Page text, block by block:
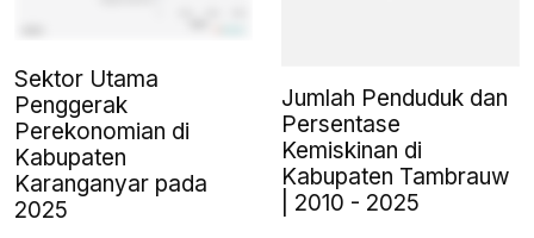
Sektor Utama
Penggerak
Perekonomian di
Kabupaten
Karanganyar pada
2025
Jumlah Penduduk dan
Persentase
Kemiskinan di
Kabupaten Tambrauw
| 2010 - 2025